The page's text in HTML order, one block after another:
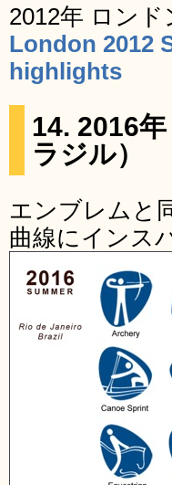
2012年 ロン
London 2012
highlights
14. 2016
ラジル）
エンブレムと
曲線にインス